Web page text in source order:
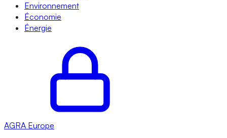
Environnement
Économie
Énergie
AGRA Europe